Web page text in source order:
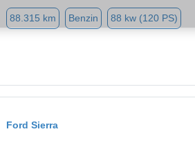
88.315 km Benzin 88 kw (120 PS)
Ford Sierra